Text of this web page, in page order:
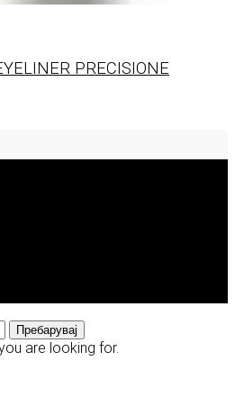
PRECISIONE
Пребарувај
are looking for.